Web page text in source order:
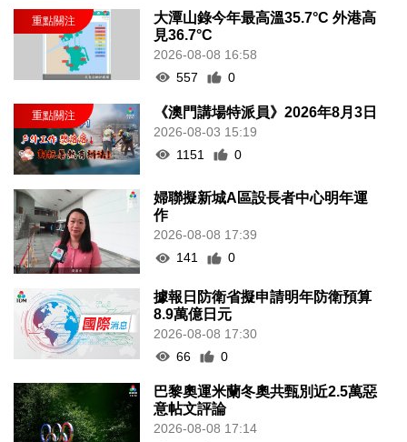
大潭山錄今年最高溫35.7°C 外港高
見36.7°C
2026-08-08 16:58
557
0
《澳門講場特派員》2026年8月3日
2026-08-03 15:19
1151
0
婦聯擬新城A區設長者中心明年運
作
2026-08-08 17:39
141
0
據報日防衛省擬申請明年防衛預算
8.9萬億日元
2026-08-08 17:30
66
0
巴黎奧運米蘭冬奧共甄別近2.5萬惡
意帖文評論
2026-08-08 17:14